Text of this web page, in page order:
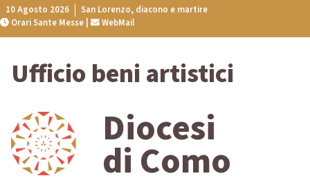
Skip
to
content
10 Agosto 2026
San Lorenzo, diacono e martire
Orari Sante Messe
WebMail
Ufficio beni artistici
Diocesi
di Como